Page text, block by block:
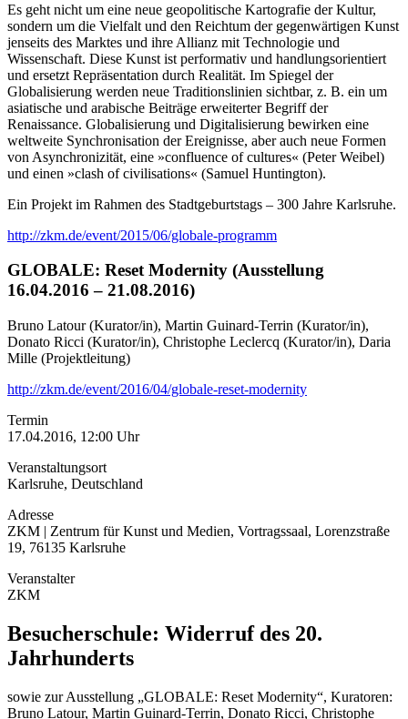
Es geht nicht um eine neue geopolitische Kartografie der Kultur,
sondern um die Vielfalt und den Reichtum der gegenwärtigen Kunst
jenseits des Marktes und ihre Allianz mit Technologie und
Wissenschaft. Diese Kunst ist performativ und handlungsorientiert
und ersetzt Repräsentation durch Realität. Im Spiegel der
Globalisierung werden neue Traditionslinien sichtbar, z. B. ein um
asiatische und arabische Beiträge erweiterter Begriff der
Renaissance. Globalisierung und Digitalisierung bewirken eine
weltweite Synchronisation der Ereignisse, aber auch neue Formen
von Asynchronizität, eine »confluence of cultures« (Peter Weibel)
und einen »clash of civilisations« (Samuel Huntington).
Ein Projekt im Rahmen des Stadtgeburtstags – 300 Jahre Karlsruhe.
http://zkm.de/event/2015/06/globale-programm
GLOBALE: Reset Modernity (Ausstellung
16.04.2016 – 21.08.2016)
Bruno Latour (Kurator/in), Martin Guinard-Terrin (Kurator/in),
Donato Ricci (Kurator/in), Christophe Leclercq (Kurator/in), Daria
Mille (Projektleitung)
http://zkm.de/event/2016/04/globale-reset-modernity
Termin
17.04.2016, 12:00 Uhr
Veranstaltungsort
Karlsruhe, Deutschland
Adresse
ZKM | Zentrum für Kunst und Medien, Vortragssaal, Lorenzstraße
19, 76135 Karlsruhe
Veranstalter
ZKM
Besucherschule: Widerruf des 20.
Jahrhunderts
sowie zur Ausstellung „GLOBALE: Reset Modernity“, Kuratoren:
Bruno Latour, Martin Guinard-Terrin, Donato Ricci, Christophe